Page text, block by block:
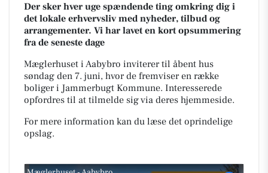
Der sker hver uge spændende ting omkring dig i
det lokale erhvervsliv med nyheder, tilbud og
arrangementer. Vi har lavet en kort opsummering
fra de seneste dage
Mæglerhuset i Aabybro inviterer til åbent hus
søndag den 7. juni, hvor de fremviser en række
boliger i Jammerbugt Kommune. Interesserede
opfordres til at tilmelde sig via deres hjemmeside.
For mere information kan du læse det oprindelige
opslag.